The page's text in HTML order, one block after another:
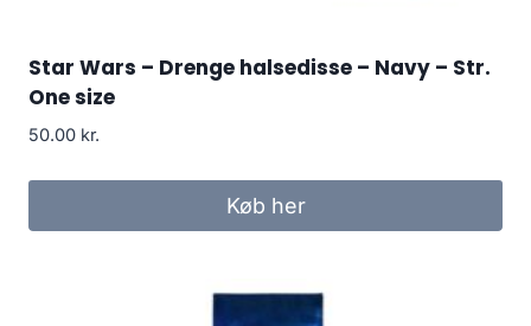
Star Wars – Drenge halsedisse – Navy – Str.
One size
50.00 kr.
Køb her